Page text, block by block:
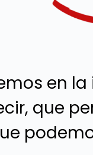
en
que